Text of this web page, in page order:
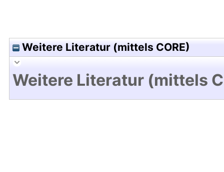
Weitere Literatur (mittels CORE)
Weitere Literatur (mittels